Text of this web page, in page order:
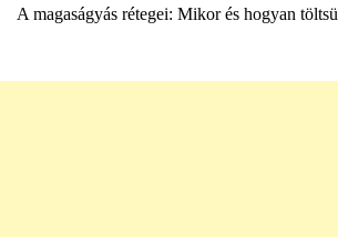
A magaságyás rétegei: Mikor és hogyan